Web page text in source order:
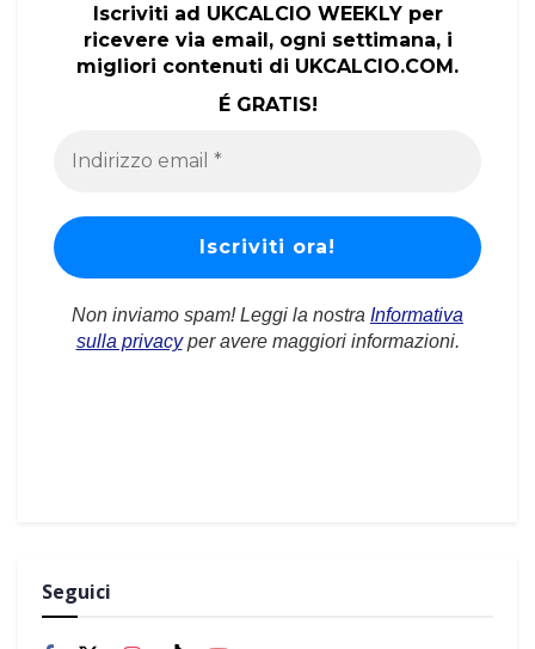
Iscriviti ad UKCALCIO WEEKLY per
ricevere via email, ogni settimana, i
migliori contenuti di UKCALCIO.COM.
É GRATIS!
Non inviamo spam! Leggi la nostra Informativa
sulla privacyper avere maggiori informazioni.
Seguici